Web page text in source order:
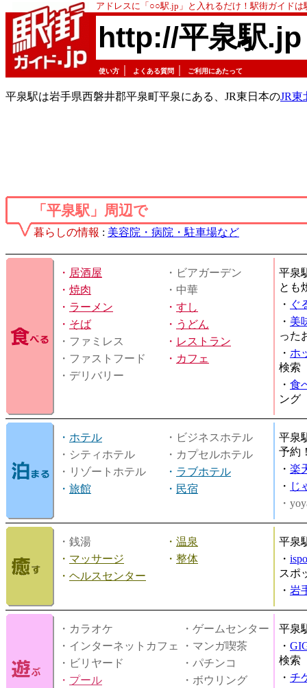
アドレスに「○○駅.jp」と入れるだけ！駅街ガイド
http://平泉駅.jp
使い方 よくある質問 ご利用にあたって
平泉駅は岩手県西磐井郡平泉町平泉にある、JR東日本のJR東
「平泉駅」周辺で
暮らしの情報 : 美容院・病院・駐車場など
・ 居酒屋
・ビアガーデン
・ 焼肉
・中華
・ ラーメン ・ すし
・ そば ・ うどん
・ファミレス
・ レストラン
・ファストフード
・ カフェ
・デリバリー
平泉
とも
・ ぐ
・ 美
った
・ ホ
検索
・ 食
ング
・ ホテル
・ビジネスホテル
・シティホテル
・カプセルホテル
・リゾートホテル
・ ラブホテル
・ 旅館 ・ 民宿
平泉
予約
・ 楽
・ じ
・
・銭湯 ・ 温泉
・ マッサージ ・ 整体
・ ヘルスセンター
平泉
・
スポ
・ 岩
・カラオケ
・ゲームセンター
・インターネットカフェ
・マンガ喫茶
・ビリヤード
・パチンコ
・ プール ・ボウリング
平泉
・
検索
・ チ